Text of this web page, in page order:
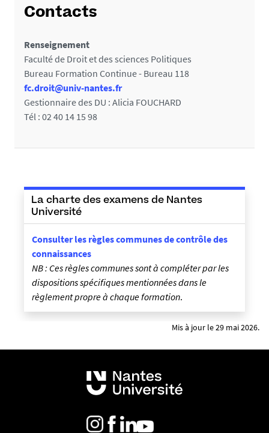
Contacts
Renseignement
Faculté de Droit et des sciences Politiques
Bureau Formation Continue - Bureau 118
fc.droit@univ-nantes.fr
Gestionnaire des DU : Alicia FOUCHARD
Tél : 02 40 14 15 98
La charte des examens de Nantes
Université
Consulter les règles communes de contrôle des
connaissances
NB : Ces règles communes sont à compléter par les
dispositions spécifiques mentionnées dans le
règlement propre à chaque formation.
Mis à jour le 29 mai 2026.